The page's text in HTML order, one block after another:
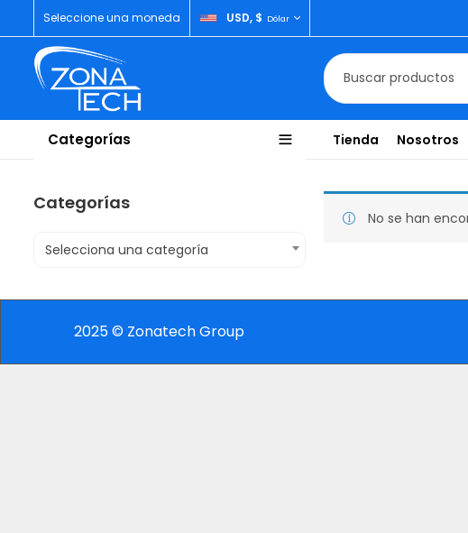
Seleccione una moneda USD, $ Dólar
Categorías Tienda Nosotros
No se han
Categorías
Selecciona una categoría
2025 © Zonatech Group